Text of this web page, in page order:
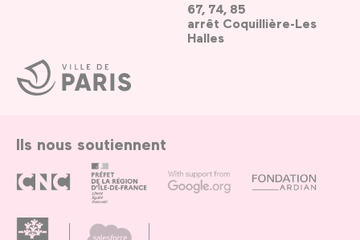
Ville
de
Paris
67, 74, 85
arrêt Coquillière-Les
Halles
Ils nous soutiennent